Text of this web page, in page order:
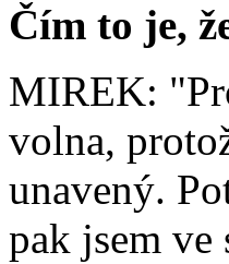
Čím to je,
MIREK:
volna,
unavený.
pak jsem ve